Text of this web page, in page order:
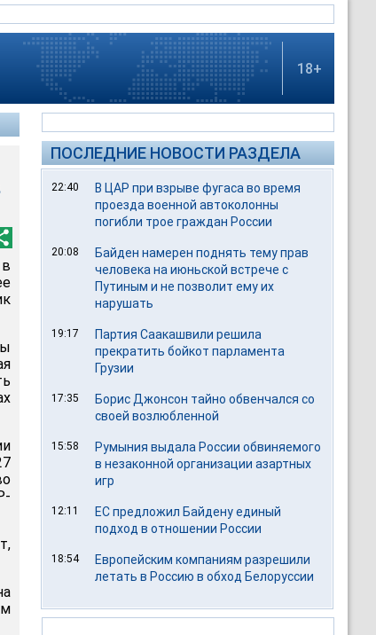
18+
ПОСЛЕДНИЕ НОВОСТИ РАЗДЕЛА
22:40
В ЦАР при взрыве фугаса во время
проезда военной автоколонны
погибли трое граждан России
20:08
Байден намерен поднять тему прав
человека на июньской встрече с
Путиным и не позволит ему их
нарушать
19:17
Партия Саакашвили решила
прекратить бойкот парламента
Грузии
17:35
Борис Джонсон тайно обвенчался со
своей возлюбленной
15:58
Румыния выдала России обвиняемого
в незаконной организации азартных
игр
12:11
ЕС предложил Байдену единый
подход в отношении России
18:54
Европейским компаниям разрешили
летать в Россию в обход Белоруссии